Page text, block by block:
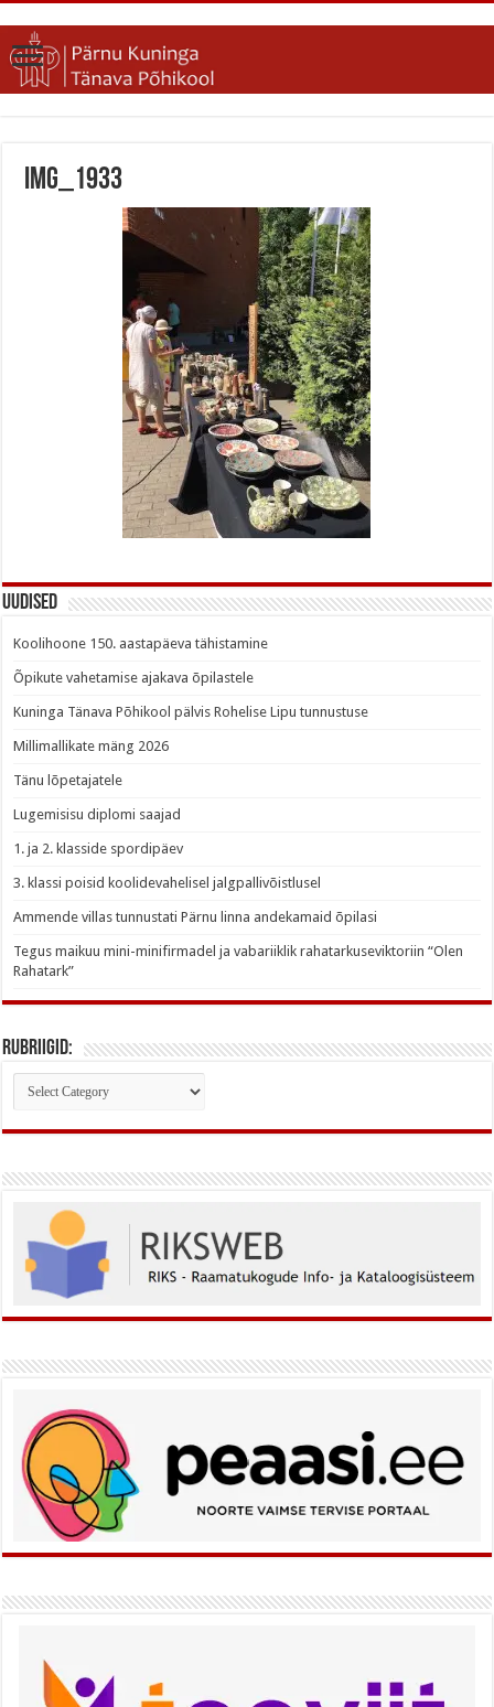
IMG_1933
Uudised
Koolihoone 150. aastapäeva tähistamine
Õpikute vahetamise ajakava õpilastele
Kuninga Tänava Põhikool pälvis Rohelise Lipu tunnustuse
Millimallikate mäng 2026
Tänu lõpetajatele
Lugemisisu diplomi saajad
1. ja 2. klasside spordipäev
3. klassi poisid koolidevahelisel jalgpallivõistlusel
Ammende villas tunnustati Pärnu linna andekamaid õpilasi
Tegus maikuu mini-minifirmadel ja vabariiklik rahatarkuseviktoriin “Olen
Rahatark”
Rubriigid:
Rubriigid: